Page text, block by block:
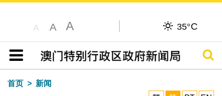
A A A 35°C
目录
搜寻
首页
新闻